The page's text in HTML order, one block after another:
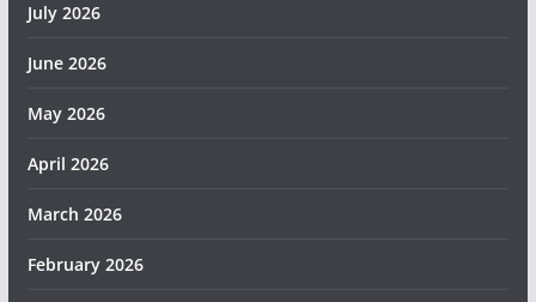
July 2026
June 2026
May 2026
April 2026
March 2026
February 2026